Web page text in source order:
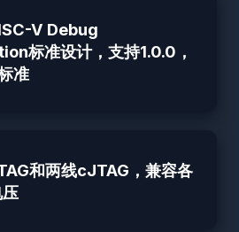
V Debug
标准设计，支持1.0.0，
准
和两线cJTAG，兼容各